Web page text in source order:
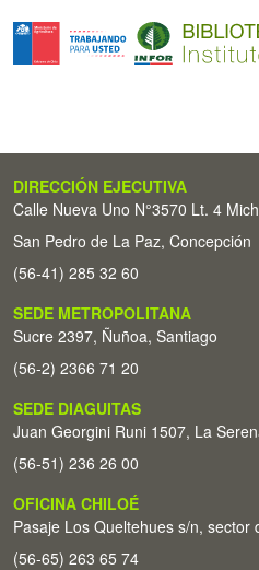
DIRECCIÓN EJECUTIVA
Calle Nueva Uno N°3570 Lt. 4
San Pedro de La Paz, Concepción
(56-41) 285 32 60
SEDE METROPOLITANA
Sucre 2397, Ñuñoa, Santiago
(56-2) 2366 71 20
SEDE DIAGUITAS
Juan Georgini Runi 1507, La
(56-51) 236 26 00
OFICINA CHILOÉ
Pasaje Los Queltehues s/n, sector
(56-65) 263 65 74